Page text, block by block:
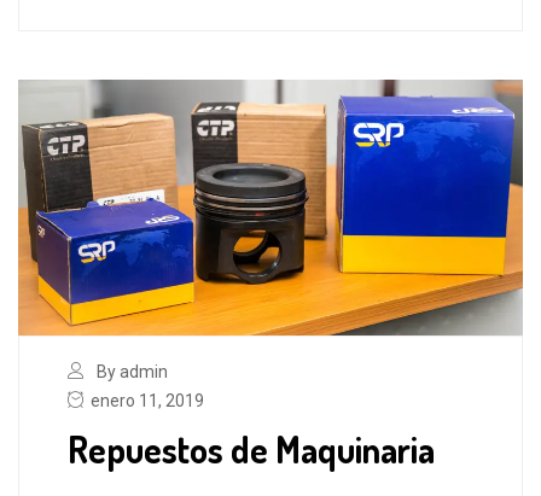
By admin
enero 11, 2019
Repuestos de Maquinaria